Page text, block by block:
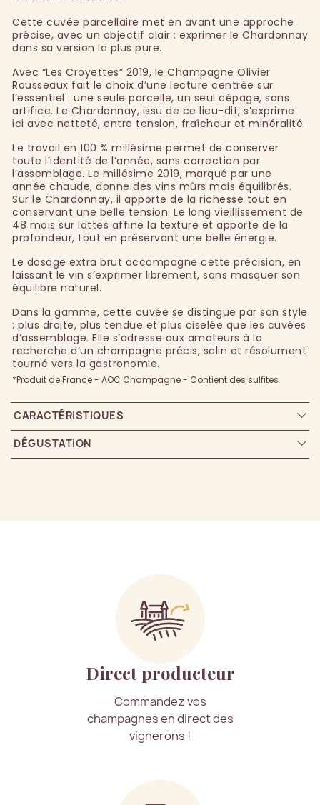
Cette cuvée parcellaire met en avant une approche
précise, avec un objectif clair : exprimer le Chardonnay
dans sa version la plus pure.
Avec “Les Croyettes” 2019, le Champagne Olivier
Rousseaux fait le choix d’une lecture centrée sur
l’essentiel : une seule parcelle, un seul cépage, sans
artifice. Le Chardonnay, issu de ce lieu-dit, s’exprime
ici avec netteté, entre tension, fraîcheur et minéralité.
Le travail en 100 % millésime permet de conserver
toute l’identité de l’année, sans correction par
l’assemblage. Le millésime 2019, marqué par une
année chaude, donne des vins mûrs mais équilibrés.
Sur le Chardonnay, il apporte de la richesse tout en
conservant une belle tension. Le long vieillissement de
48 mois sur lattes affine la texture et apporte de la
profondeur, tout en préservant une belle énergie.
Le dosage extra brut accompagne cette précision, en
laissant le vin s’exprimer librement, sans masquer son
équilibre naturel.
Dans la gamme, cette cuvée se distingue par son style
: plus droite, plus tendue et plus ciselée que les cuvées
d’assemblage. Elle s’adresse aux amateurs à la
recherche d’un champagne précis, salin et résolument
tourné vers la gastronomie.
*Produit de France - AOC Champagne - Contient des sulfites
CARACTÉRISTIQUES
DÉGUSTATION
Direct producteur
Commandez vos
champagnes en direct des
vignerons !